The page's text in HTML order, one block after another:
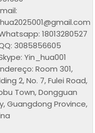
18013280527
3085856605
Yin_hua001
Room 301,
2, No. 7, Fulei Road,
Town, Dongguan
Guangdong Province,